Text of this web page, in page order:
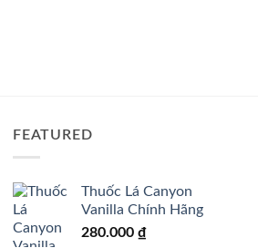
FEATURED
Thuốc Lá Canyon
Vanilla Chính Hãng
280.000 ₫